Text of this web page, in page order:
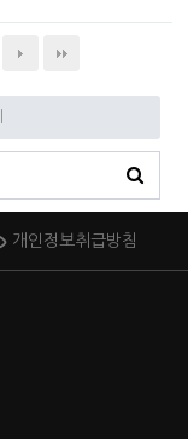
개인정보취급방침